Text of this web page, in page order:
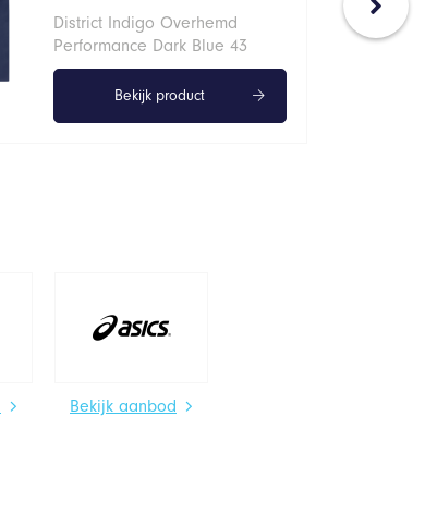
District Indigo Overhemd
Performance Dark Blue 43
Bekijk product
Bekijk aanbod